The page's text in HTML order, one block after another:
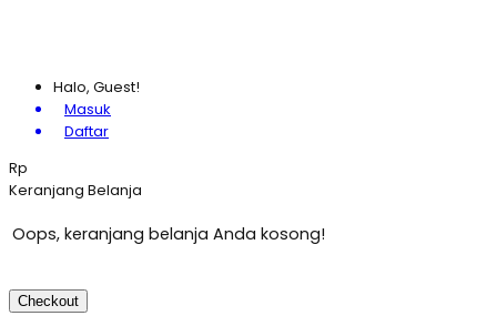
Halo, Guest!
Masuk
Daftar
Rp
Keranjang Belanja
Oops, keranjang belanja Anda kosong!
Checkout